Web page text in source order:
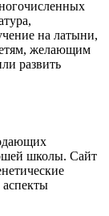
на латыни,
желающим
развить
школы. Сайт
аспекты